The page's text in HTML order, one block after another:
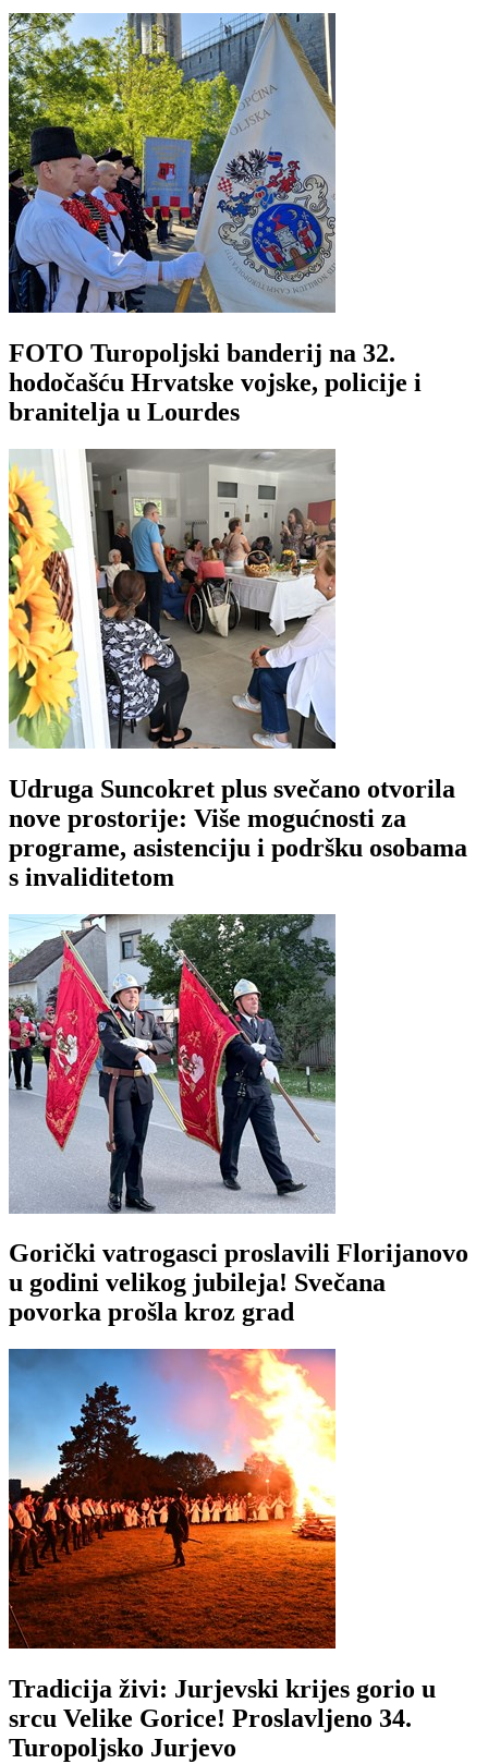
FOTO Turopoljski banderij na 32.
hodočašću Hrvatske vojske, policije i
branitelja u Lourdes
Udruga Suncokret plus svečano otvorila
nove prostorije: Više mogućnosti za
programe, asistenciju i podršku osobama
s invaliditetom
Gorički vatrogasci proslavili Florijanovo
u godini velikog jubileja! Svečana
povorka prošla kroz grad
Tradicija živi: Jurjevski krijes gorio u
srcu Velike Gorice! Proslavljeno 34.
Turopoljsko Jurjevo